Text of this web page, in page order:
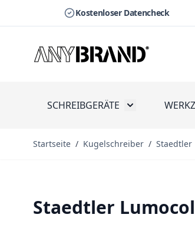
Kostenloser Datencheck
SCHREIBGERÄTE Toggle
Startseite / Kugelschreiber / Staedtler
Staedtler